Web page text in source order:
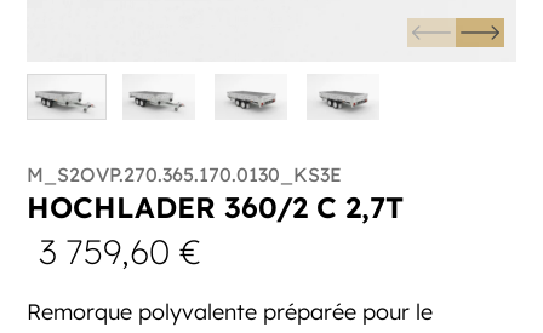
M_S2OVP.270.365.170.0130_KS3E
HOCHLADER 360/2 C 2,7T
3 759,60€
Remorque polyvalente préparée pour le